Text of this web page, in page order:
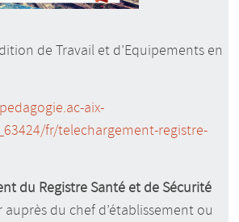
de Travail et d’Equipements en
aix-
fr/telechargement-registre-
du Registre Santé et de Sécurité
auprès du chef d’établissement ou